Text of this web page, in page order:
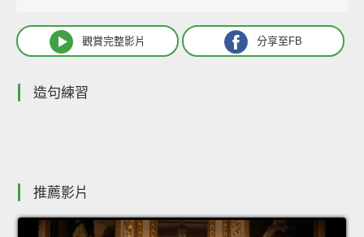
觀賞完整影片 分享至FB
造句練習
推薦影片